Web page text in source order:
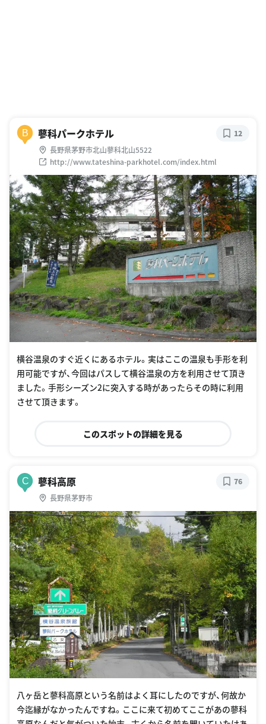
B 蓼科パークホテル
長野県茅野市北山蓼科北山5522
http://www.tateshina-parkhotel.com/index.html
12
横谷温泉のすぐ近くにあるホテル。実はここの温泉も手形を利
用可能ですが、今回はパスして横谷温泉の方を利用させて頂き
ました。手形シーズン2に突入する時があったらその時に利用
させて頂きます。
このスポットの詳細を見る
C 蓼科高原
長野県茅野市
76
八ヶ岳と蓼科高原という名前はよく耳にしたのですが、何故か
今迄縁がなかったんですね。ここに来て初めてここがあの蓼科